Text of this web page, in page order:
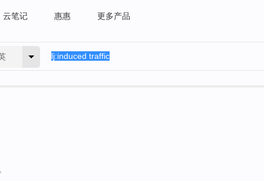
云笔记 惠惠 更多产品